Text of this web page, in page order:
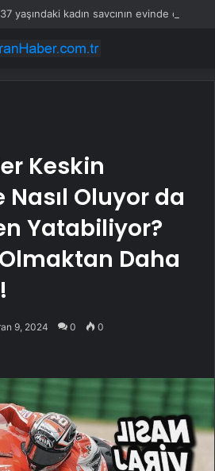
Keskin
Nasıl Oluyor da
Yatabiliyor?
Daha
9, 2024 0 0